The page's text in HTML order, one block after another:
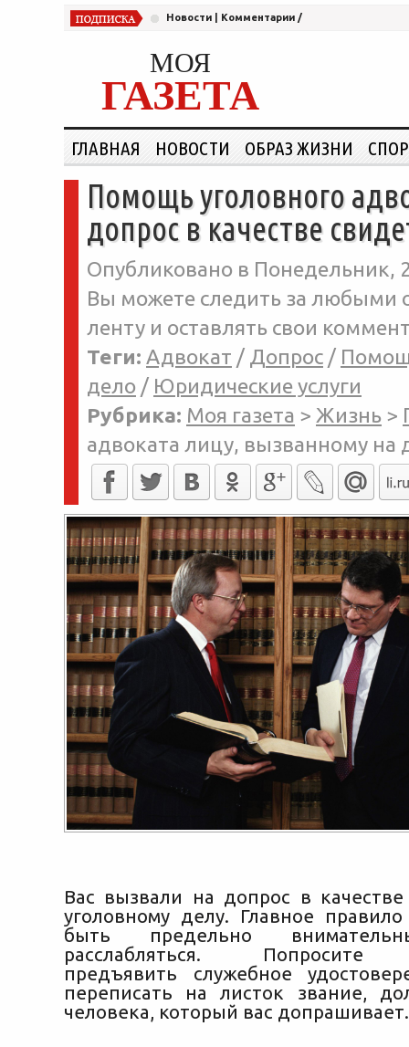
Новости Комментарии /
МОЯ
ГАЗЕТА
ГЛАВНАЯ НОВОСТИ ОБРАЗ ЖИЗНИ
Помощь уголовного
допрос в качестве
Опубликовано в Понедельник,
Вы можете следить за любыми
ленту и оставлять свои
Теги: Адвокат / Допрос /
дело / Юридические услуги
Рубрика: Моя газета > Жизнь >
адвоката лицу, вызванному на
Вас вызвали на допрос в
уголовному делу. Главное
быть предельно
расслабляться. Попросите
предъявить служебное
переписать на листок звание,
человека, который вас допрашивает.